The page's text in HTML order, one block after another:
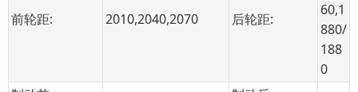
前轮距: 2010,2040,2070 后轮距:
60,1
880/
188
0